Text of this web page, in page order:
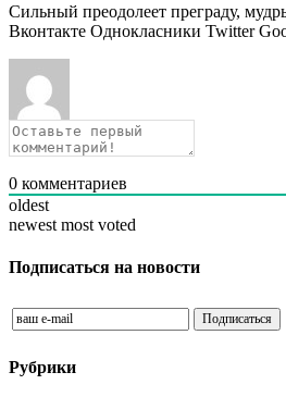
Сильный преодолеет преграду,
Вконтакте Однокласники Twitter
0 комментариев
oldest
newest most voted
Подписаться на новости
Рубрики